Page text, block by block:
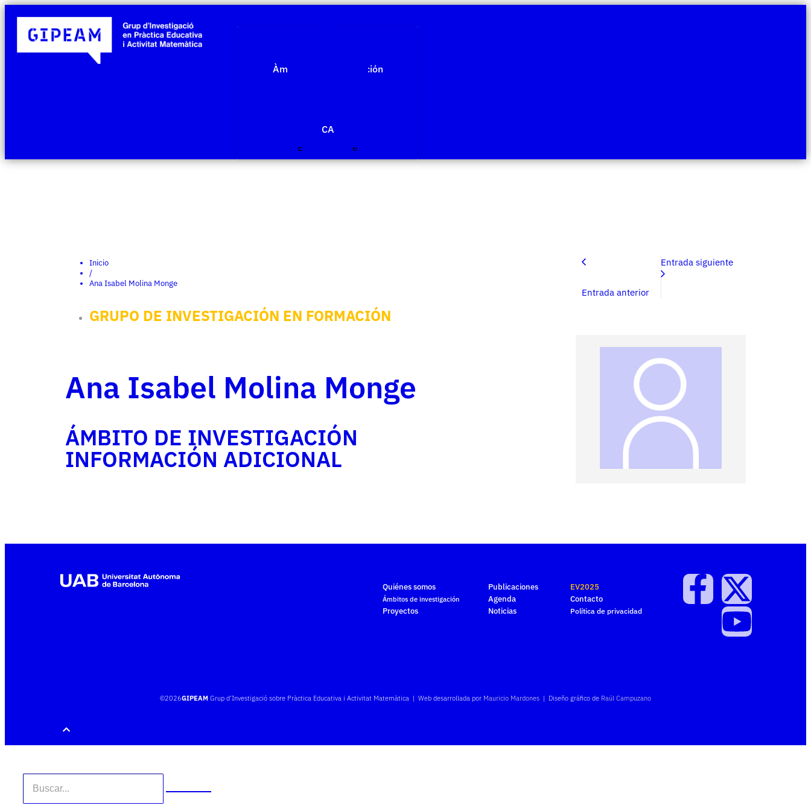
Àmbitos de investigación
CA
Edit Template
Inicio
/
Ana Isabel Molina Monge
GRUPO DE INVESTIGACIÓN EN FORMACIÓN
Entrada anterior
Entrada siguiente
Ana Isabel Molina Monge
ÁMBITO DE INVESTIGACIÓN
INFORMACIÓN ADICIONAL
Quiénes somos
Ámbitos de investigación
Proyectos
Publicaciones
Agenda
Noticias
EV2025
Contacto
Política de privacidad
©2026GIPEAM Grup d’Investigació sobre Pràctica Educativa i Activitat Matemàtica | Web desarrollada por Mauricio Mardones | Diseño gráfico de Raúl Campuzano